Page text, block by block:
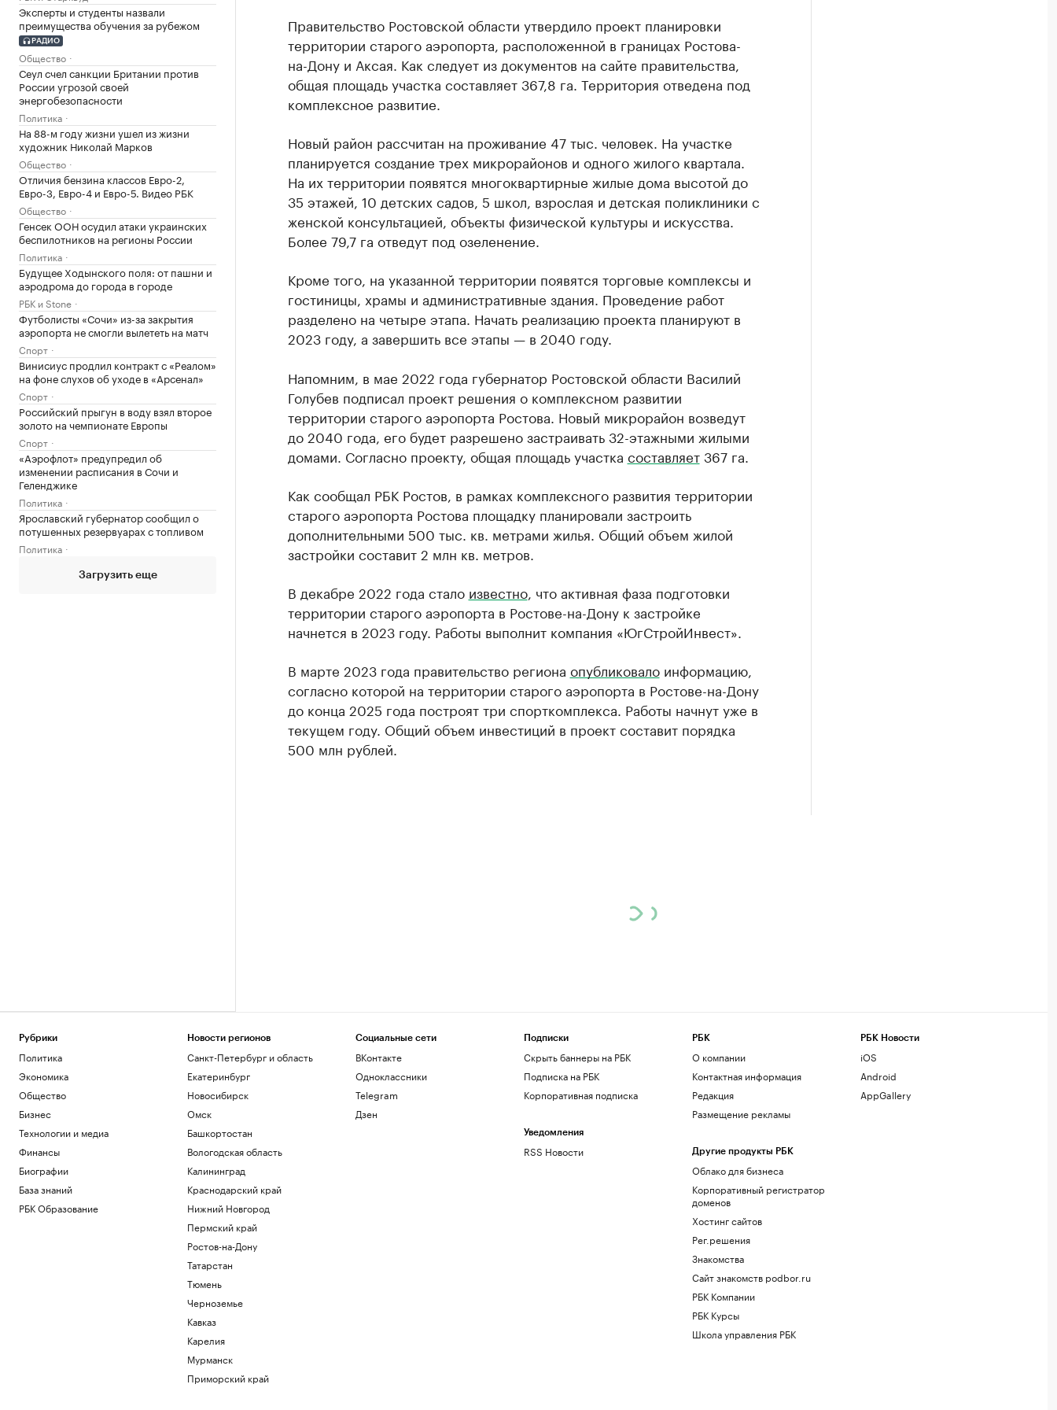
Эксперты и студенты назвали
преимущества обучения за рубежом
РАДИО
Общество
Сеул счел санкции Британии против
России угрозой своей
энергобезопасности
Политика
На 88-м году жизни ушел из жизни
художник Николай Марков
Общество
Отличия бензина классов Евро-2,
Евро-3, Евро-4 и Евро-5. Видео РБК
Общество
Генсек ООН осудил атаки украинских
беспилотников на регионы России
Политика
Будущее Ходынского поля: от пашни и
аэродрома до города в городе
РБК и Stone
Футболисты «Сочи» из-за закрытия
аэропорта не смогли вылететь на матч
Спорт
Винисиус продлил контракт с «Реалом»
на фоне слухов об уходе в «Арсенал»
Спорт
Российский прыгун в воду взял второе
золото на чемпионате Европы
Спорт
«Аэрофлот» предупредил об
изменении расписания в Сочи и
Геленджике
Политика
Ярославский губернатор сообщил о
потушенных резервуарах с топливом
Политика
Загрузить еще
Правительство Ростовской области утвердило проект планировки
территории старого аэропорта, расположенной в границах Ростова-
на-Дону и Аксая. Как следует из документов на сайте правительства,
общая площадь участка составляет 367,8 га. Территория отведена под
комплексное развитие.
Новый район рассчитан на проживание 47 тыс. человек. На участке
планируется создание трех микрорайонов и одного жилого квартала.
На их территории появятся многоквартирные жилые дома высотой до
35 этажей, 10 детских садов, 5 школ, взрослая и детская поликлиники с
женской консультацией, объекты физической культуры и искусства.
Более 79,7 га отведут под озеленение.
Кроме того, на указанной территории появятся торговые комплексы и
гостиницы, храмы и административные здания. Проведение работ
разделено на четыре этапа. Начать реализацию проекта планируют в
2023 году, а завершить все этапы — в 2040 году.
Напомним, в мае 2022 года губернатор Ростовской области Василий
Голубев подписал проект решения о комплексном развитии
территории старого аэропорта Ростова. Новый микрорайон возведут
до 2040 года, его будет разрешено застраивать 32-этажными жилыми
домами. Согласно проекту, общая площадь участка составляет367 га.
Как сообщал РБК Ростов, в рамках комплексного развития территории
старого аэропорта Ростова площадку планировали застроить
дополнительными 500 тыс. кв. метрами жилья. Общий объем жилой
застройки составит 2 млн кв. метров.
В декабре 2022 года стало известно, что активная фаза подготовки
территории старого аэропорта в Ростове-на-Дону к застройке
начнется в 2023 году. Работы выполнит компания «ЮгСтройИнвест».
В марте 2023 года правительство региона опубликовалоинформацию,
согласно которой на территории старого аэропорта в Ростове-на-Дону
до конца 2025 года построят три спорткомплекса. Работы начнут уже в
текущем году. Общий объем инвестиций в проект составит порядка
500 млн рублей.
Рубрики
Политика
Экономика
Общество
Бизнес
Технологии и медиа
Финансы
Биографии
База знаний
РБК Образование
Новости регионов
Санкт-Петербург и область
Екатеринбург
Новосибирск
Омск
Башкортостан
Вологодская область
Калининград
Краснодарский край
Нижний Новгород
Пермский край
Ростов-на-Дону
Татарстан
Тюмень
Черноземье
Кавказ
Карелия
Мурманск
Приморский край
Социальные сети
ВКонтакте
Одноклассники
Telegram
Дзен
Подписки
Скрыть баннеры на РБК
Подписка на РБК
Корпоративная подписка
Уведомления
RSS Новости
РБК
О компании
Контактная информация
Редакция
Размещение рекламы
Другие продукты РБК
Облако для бизнеса
Корпоративный регистратор
доменов
Хостинг сайтов
Рег.решения
Знакомства
Сайт знакомств podbor.ru
РБК Компании
РБК Курсы
Школа управления РБК
РБК Новости
iOS
Android
AppGallery